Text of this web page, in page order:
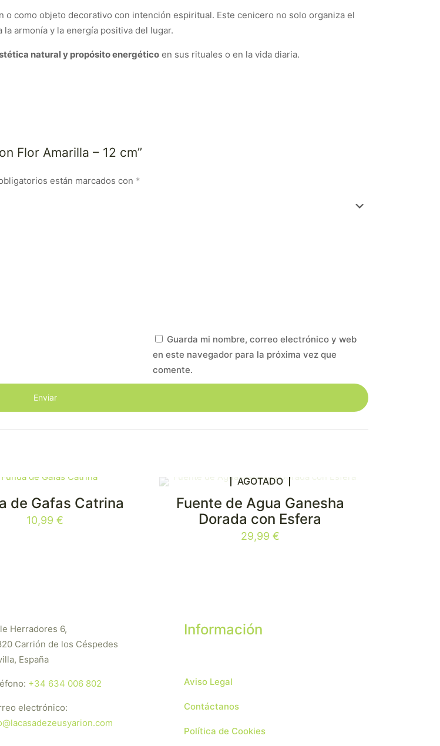
como objeto decorativo con intención espiritual. Este cenicero no solo organiza el
armonía y la energía positiva del lugar.
natural y propósito energético en sus rituales o en la vida diaria.
Flor Amarilla – 12 cm”
están marcados con *
Guarda mi nombre, correo electrónico y web
en este navegador para la próxima vez que
comente.
de Gafas Catrina
10,99 €
AGOTADO
Fuente de Agua Ganesha
Dorada con Esfera
29,99 €
Herradores 6,
Carrión de los Céspedes
España
+34 634 006 802
electrónico:
Información
Aviso Legal
Contáctanos
Política de Cookies